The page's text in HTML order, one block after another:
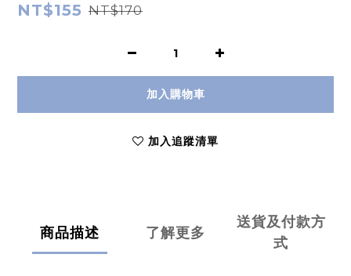
NT$155 NT$170
加入購物車
加入追蹤清單
商品描述 了解更多
送貨及付款方
式